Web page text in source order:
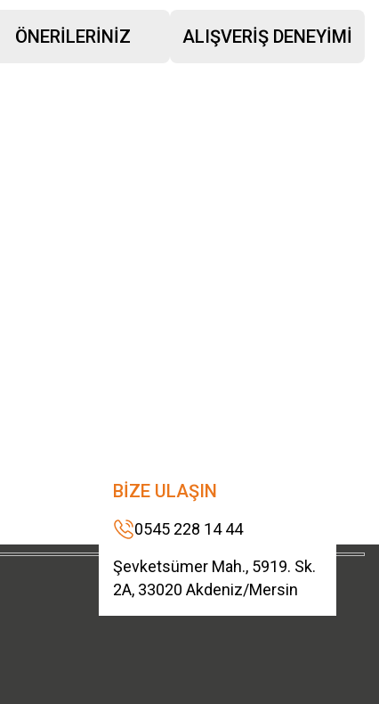
ÖNERILERINIZ ALIŞVERIŞ DENEYIMI
BİZE ULAŞIN
0545 228 14 44
Şevketsümer Mah., 5919. Sk.
2A, 33020 Akdeniz/Mersin